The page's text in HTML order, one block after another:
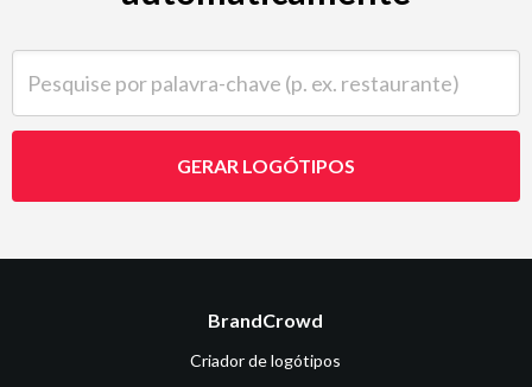
GERAR LOGÓTIPOS
BrandCrowd
Criador de logótipos